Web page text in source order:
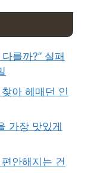
를까?” 실패
아 헤매던 인
가장 맛있게
안해지는 건